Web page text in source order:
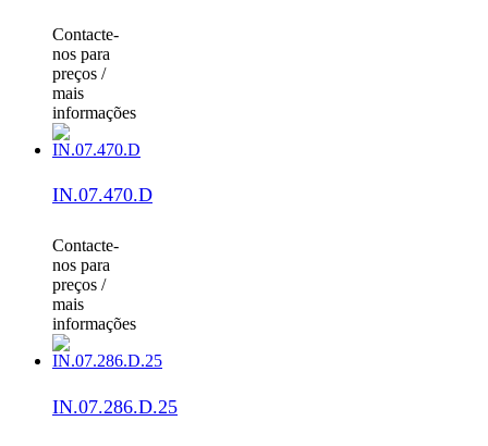
Contacte-
nos para
preços /
mais
informações
IN.07.470.D
Contacte-
nos para
preços /
mais
informações
IN.07.286.D.25